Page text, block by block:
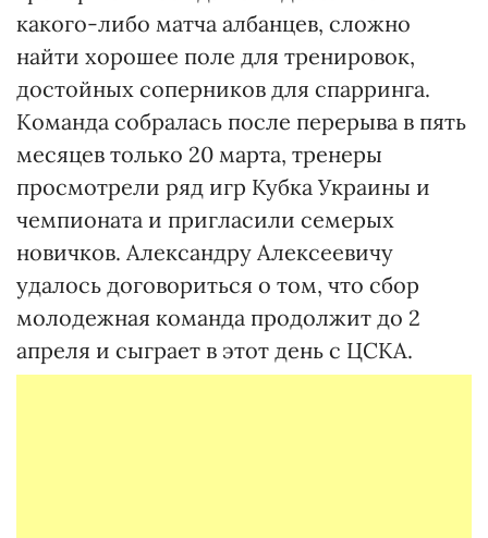
какого-либо матча албанцев, сложно
найти хорошее поле для тренировок,
достойных соперников для спарринга.
Команда собралась после перерыва в пять
месяцев только 20 марта, тренеры
просмотрели ряд игр Кубка Украины и
чемпионата и пригласили семерых
новичков. Александру Алексеевичу
удалось договориться о том, что сбор
молодежная команда продолжит до 2
апреля и сыграет в этот день с ЦСКА.